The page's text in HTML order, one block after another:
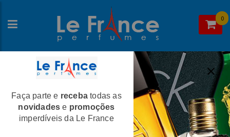
0
Home>Jean Paul Gaultier>Perfumes Femininos
Gaultier Divine Eau de Parfum Feminino
- Jean Paul Gaultier
Faça parte e receba todas as
novidades e promoções
imperdíveis da Le France